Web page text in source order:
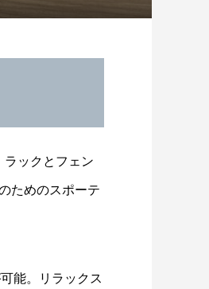
ラックとフェン
ためのスポーテ
能。リラックス
ン周回コ